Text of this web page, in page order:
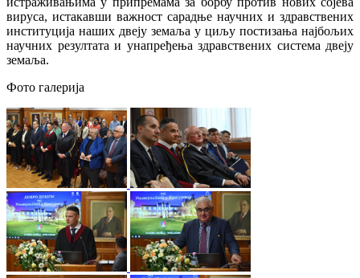
вируса, истакавши важност сарадње научних и здравствених
институција наших двеју земаља у циљу постизања најбољих
научних резултата и унапређења здравствених система двеју
земаља.
Фото галерија